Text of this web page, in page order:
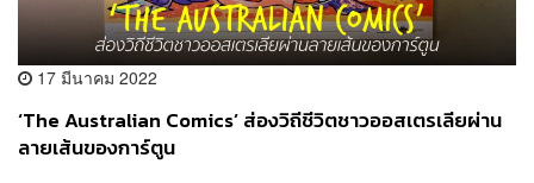
17 มีนาคม 2022
‘The Australian Comics’ ส่องวิถีชีวิตชาวออสเตรเลียผ่าน
ลายเส้นของการ์ตูน